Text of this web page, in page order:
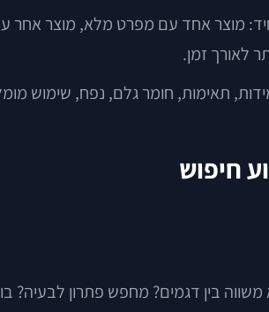
אחד עם מפרט מלא, מוצר אחר עם
לאורך זמן.
תאימות, חומר גלם, נפח, שימוש
חיפוש
בין דגמים? מחפש פתרון לבעיה?